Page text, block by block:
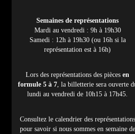
Semaines de représentations
Mardi au vendredi : 9h à 19h30
Samedi : 12h à 19h30 (ou 16h si la
représentation est à 16h)
Lors des représentations des pièces en
formule 5 à 7, la billetterie sera ouverte
lundi au vendredi de 10h15 à 17h45.
Consultez le calendrier des représentations
pour savoir si nous sommes en semaine de